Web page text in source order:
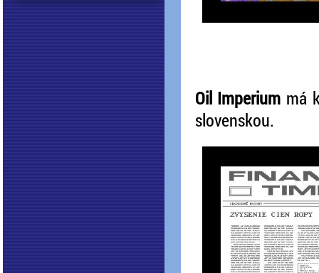
Oil Imperium má
slovenskou.